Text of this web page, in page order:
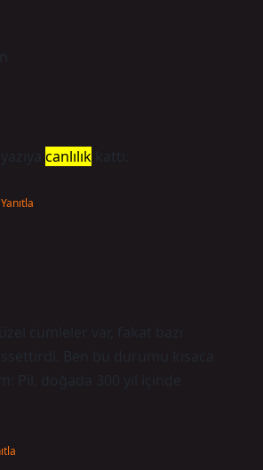
canlılık kattı.
Yanıtla
cümleler var, fakat bazı
Ben bu durumu kısaca
Pil, doğada 300 yıl içinde